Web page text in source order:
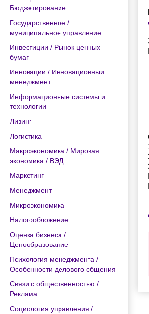
Бюджетирование
Государственное /
муниципальное управление
Инвестиции / Рынок ценных
бумаг
Инновации / Инновационный
менеджмент
Информационные системы и
технологии
Лизинг
Логистика
Макроэкономика / Мировая
экономика / ВЭД
Маркетинг
Менеджмент
Микроэкономика
Налогообложение
Оценка бизнеса /
Ценообразование
Психология менеджмента /
Особенности делового общения
Связи с общественностью /
Реклама
Социология управления /